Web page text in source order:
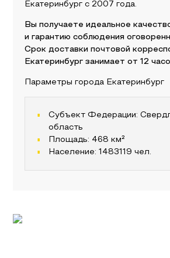
Екатеринбург с 2007 года.
Вы получаете идеальное
и гарантию соблюдения
Срок доставки почтовой
Екатеринбург занимает от 12
Параметры города Екатеринбург
Субъект Федерации:
область
Площадь: 468 км²
Население:1483119 чел.